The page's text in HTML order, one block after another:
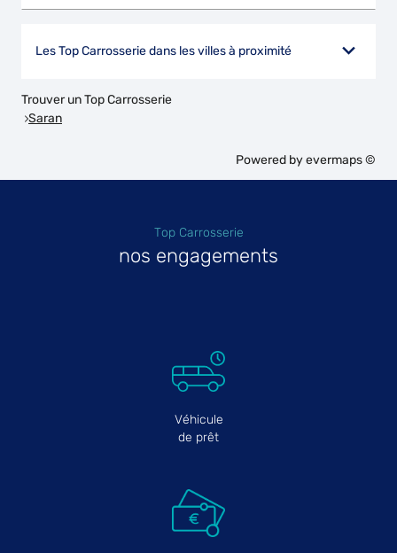
Les Top Carrosserie dans les villes à proximité
Trouver un Top Carrosserie
Saran
Powered byevermaps ©
Top Carrosserie
nos engagements
Véhicule
de prêt